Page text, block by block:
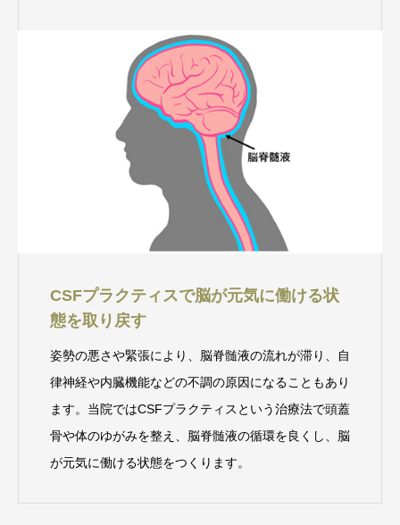
CSFプラクティスで脳が元気に働ける状
態を取り戻す
姿勢の悪さや緊張により、脳脊髄液の流れが滞り、自
律神経や内臓機能などの不調の原因になることもあり
ます。当院ではCSFプラクティスという治療法で頭蓋
骨や体のゆがみを整え、脳脊髄液の循環を良くし、脳
が元気に働ける状態をつくります。